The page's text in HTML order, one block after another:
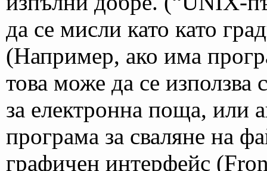
да се мисли като като
(Например, ако има
това може да се използва
за електронна поща, или
програма за сваляне на
графичен интерфейс